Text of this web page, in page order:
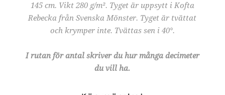
145 cm. Vikt 280 g/m². Tyget är uppsytt i Kofta
Rebecka från Svenska Mönster. Tyget är tvättat
och krymper inte. Tvättas sen i 40°.
I rutan för antal skriver du hur många decimeter
du vill ha.